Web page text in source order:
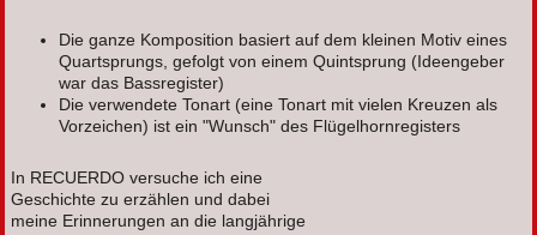
Die ganze Komposition basiert auf dem kleinen Motiv eines
Quartsprungs, gefolgt von einem Quintsprung (Ideengeber
war das Bassregister)
Die verwendete Tonart (eine Tonart mit vielen Kreuzen als
Vorzeichen) ist ein "Wunsch" des Flügelhornregisters
In RECUERDO versuche ich eine
Geschichte zu erzählen und dabei
meine Erinnerungen an die langjährige